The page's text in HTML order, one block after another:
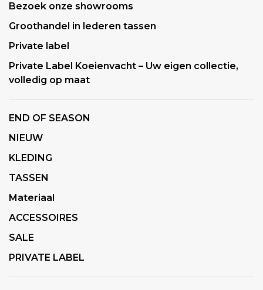
Bezoek onze showrooms
Groothandel in lederen tassen
Private label
Private Label Koeienvacht – Uw eigen collectie,
volledig op maat
END OF SEASON
NIEUW
KLEDING
TASSEN
Materiaal
ACCESSOIRES
SALE
PRIVATE LABEL